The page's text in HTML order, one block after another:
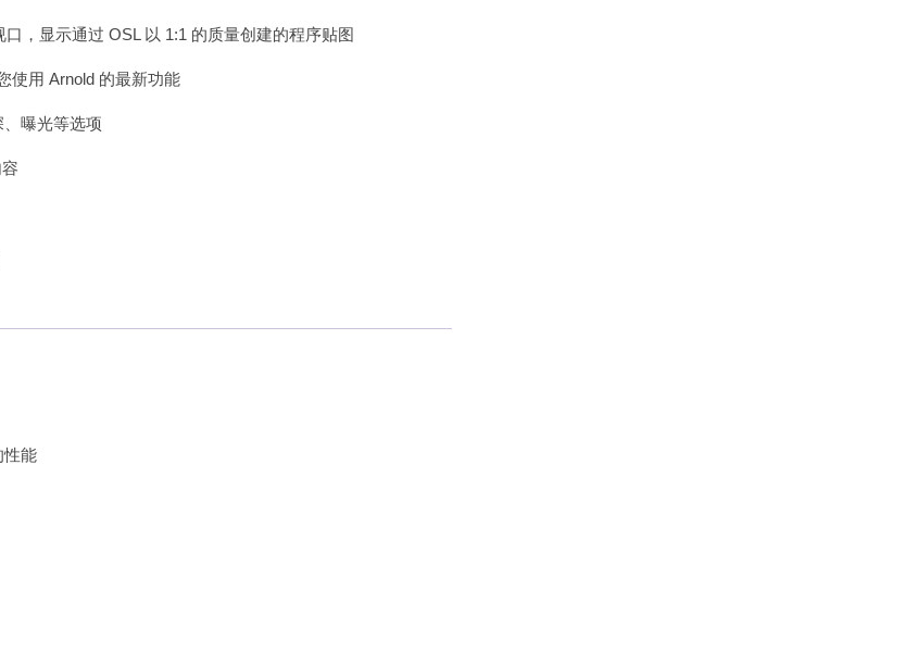
，显示通过 OSL 以 1:1 的质量创建的程序贴图
使用 Arnold 的最新功能
曝光等选项
性能